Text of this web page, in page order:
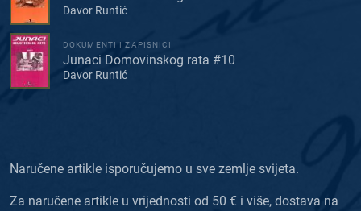
Davor Runtić
DOKUMENTI I ZAPISNICI
Junaci Domovinskog rata #10
Davor Runtić
Naručene artikle isporučujemo u sve zemlje svijeta.
Za naručene artikle u vrijednosti od 50 € i više, dostava na